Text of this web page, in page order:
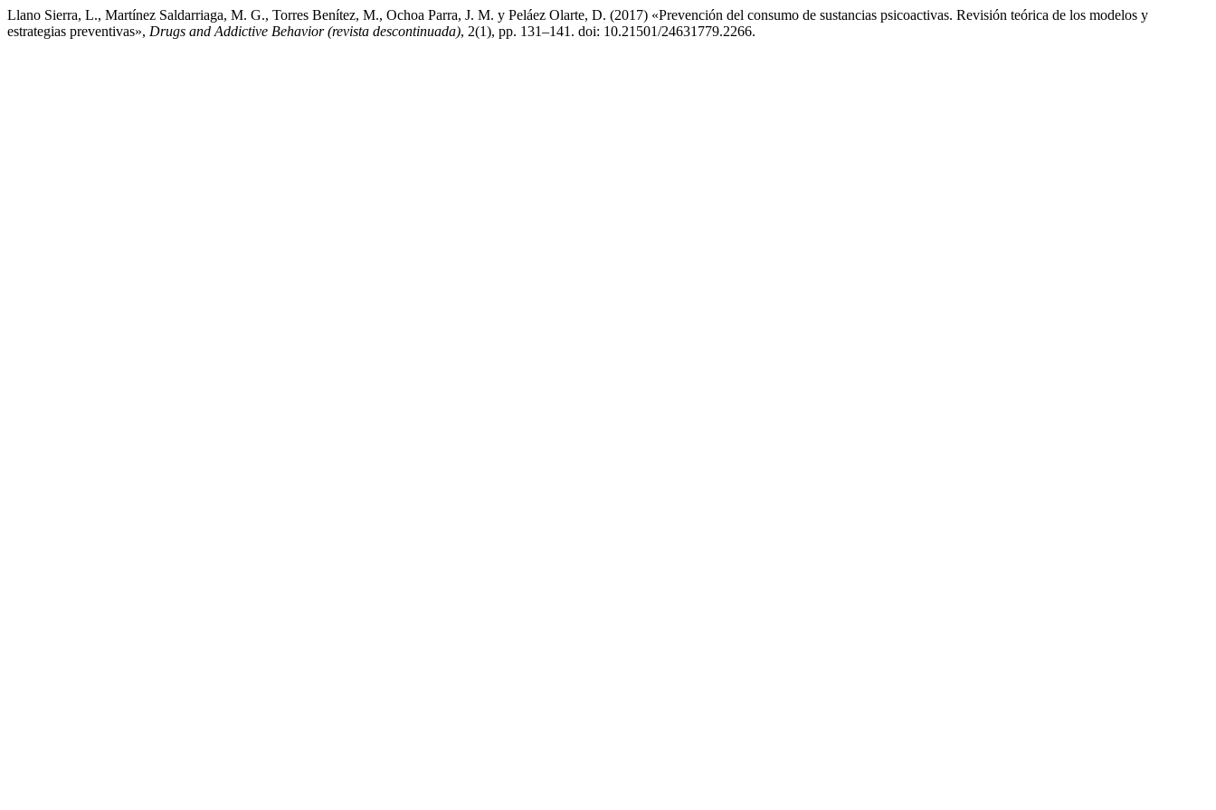
Llano Sierra, L., Martínez Saldarriaga, M. G., Torres Benítez, M., Ochoa Parra, J. M. y Peláez Olarte, D. (2017) «Prevención del consumo de sustancias psicoactivas. Revisión teórica de los modelos y
estrategias preventivas», Drugs and Addictive Behavior (revista descontinuada), 2(1), pp. 131–141. doi: 10.21501/24631779.2266.